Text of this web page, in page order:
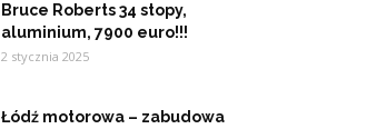
Bruce Roberts 34 stopy,
aluminium, 7900 euro!!!
2 stycznia 2025
Łódź motorowa – zabudowa